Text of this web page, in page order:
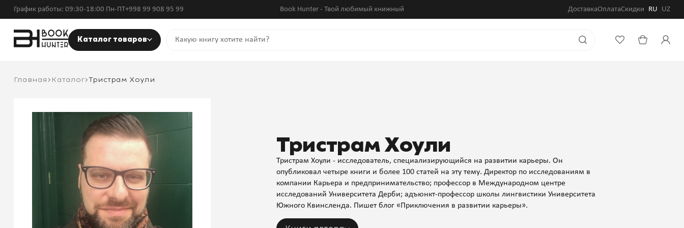
График работы: 09:30-18:00 Пн-ПТ+998 99 908 95 99 Book Hunter - Твой любимый книжный ДоставкаОплатаСкидки RU UZ
Каталог товаров
Главная Каталог Тристрам Хоули
Тристрам Хоули
Тристрам Хоули - исследователь, специализирующийся на развитии карьеры. Он
опубликовал четыре книги и более 100 статей на эту тему. Директор по исследованиям в
компании Карьера и предпринимательство; профессор в Международном центре
исследований Университета Дерби; адъюнкт-профессор школы лингвистики Университета
Южного Квинсленда. Пишет блог «Приключения в развитии карьеры».